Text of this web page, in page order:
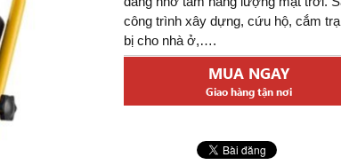
công trình xây dựng, cứu hộ, cắm
bị cho nhà ở,….
MUA NGAY
Giao hàng tận nơi